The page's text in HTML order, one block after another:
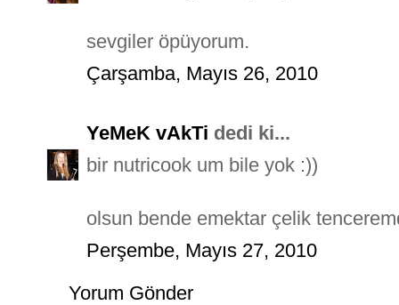
sevgiler öpüyorum.
Çarşamba, Mayıs 26, 2010
YeMeK vAkTi dedi ki...
bir nutricook um bile yok :))
olsun bende emektar çelik
Perşembe, Mayıs 27, 2010
Yorum Gönder